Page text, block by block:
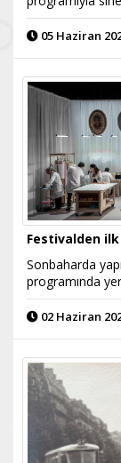
05 Haziran
Festivalden
Sonbaharda
programında
02 Haziran